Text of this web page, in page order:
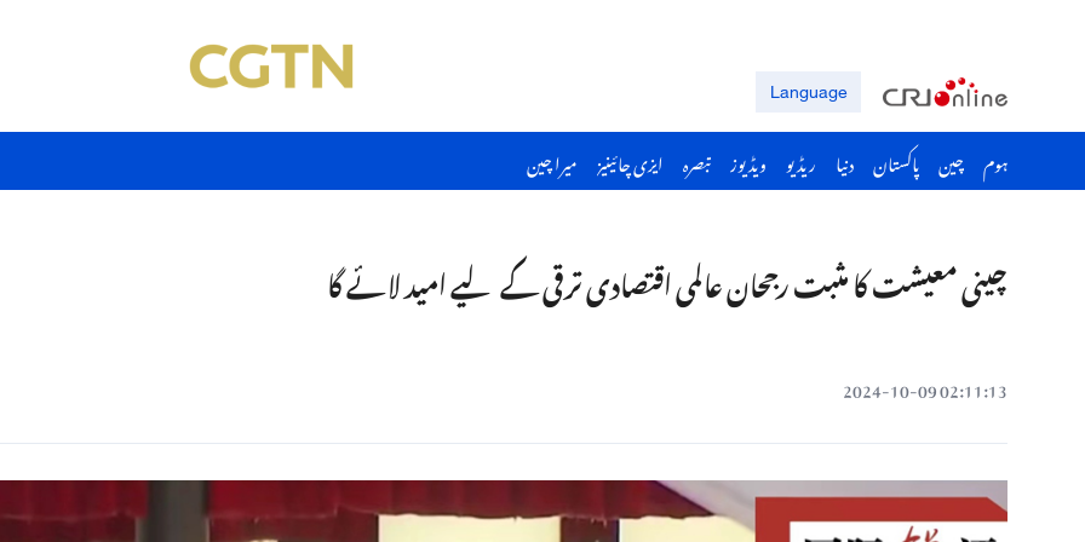
Language
ہوم چین پاکستان دنیا ریڈیو ویڈیوز تبصرہ ایزی چائینیز میرا چین
چینی معیشت کا مثبت رجحان عالمی اقتصادی ترقی کے لیے امید لائے گا
02:11:13 2024-10-09